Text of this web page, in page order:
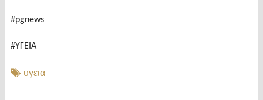
#pgnews
#ΥΓΕΙΑ
υγεια